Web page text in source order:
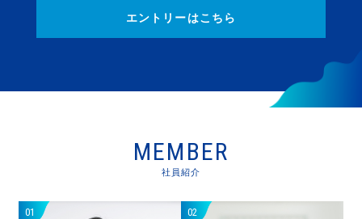
エントリーはこちら
MEMBER
社員紹介
01 02